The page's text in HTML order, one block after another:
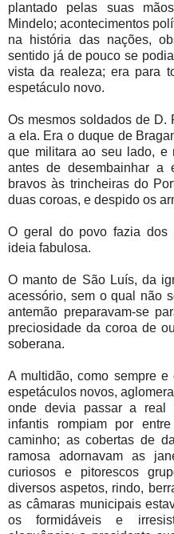
plantado pelas suas
Mindelo; acontecimentos
na história das nações,
sentido já de pouco se
vista da realeza; era para
espetáculo novo.
Os mesmos soldados de D.
a ela. Era o duque de
que militara ao seu lado, e
antes de desembainhar
bravos às trincheiras do
duas coroas, e despido os
O geral do povo fazia dos
ideia fabulosa.
O manto de São Luís, da
acessório, sem o qual não
antemão preparavam-se
preciosidade da coroa de
soberana.
A multidão, como sempre
espetáculos novos,
onde devia passar a real
infantis rompiam por
caminho; as cobertas de
ramosa adornavam as
curiosos e pitorescos
diversos aspetos, rindo,
as câmaras municipais
os formidáveis e